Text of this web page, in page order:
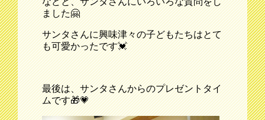
ました🤗
サンタさんに興味津々の子どもたちはとて
も可愛かったです💓
最後は、サンタさんからのプレゼントタイ
ムです🎁💗